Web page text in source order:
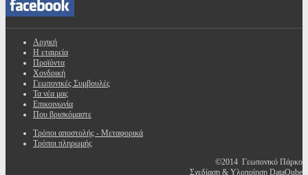
Αρχική
Η εταιρεία
Προϊόντα
Χονδρική
Γεωπονικές Συμβουλές
Τα νέα μας
Επικοινωνία
Που βρισκόμαστε
Τρόποι αποστολής - Μεταφορικά
Τρόποι πληρωμής
©2014 Γεωπονικό Πάρκο
Σχεδίαση & Υλοποίηση DataQube